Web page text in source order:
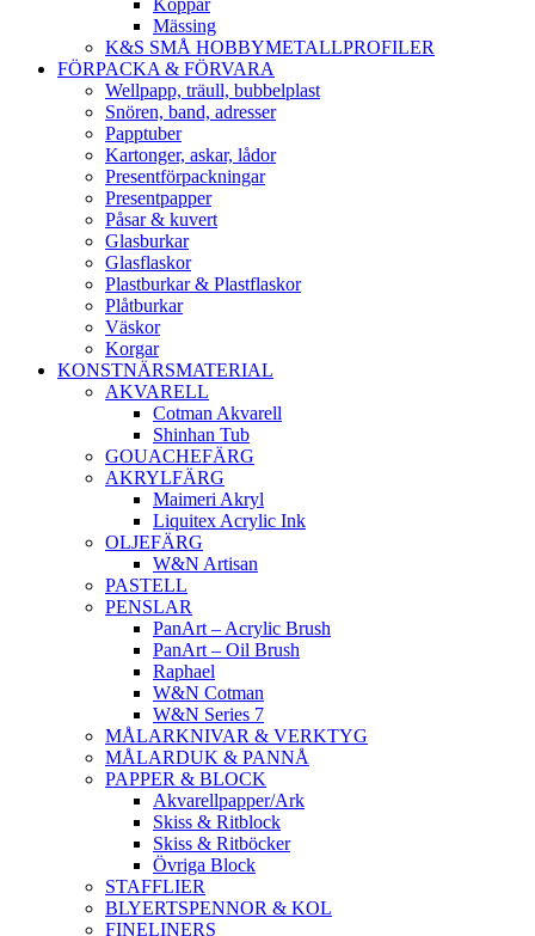
Mässing
K&S SMÅ HOBBYMETALLPROFILER
FÖRPACKA & FÖRVARA
Wellpapp, träull, bubbelplast
Snören, band, adresser
Papptuber
Kartonger, askar, lådor
Presentförpackningar
Presentpapper
Påsar & kuvert
Glasburkar
Glasflaskor
Plastburkar & Plastflaskor
Plåtburkar
Väskor
Korgar
KONSTNÄRSMATERIAL
AKVARELL
Cotman Akvarell
Shinhan Tub
GOUACHEFÄRG
AKRYLFÄRG
Maimeri Akryl
Liquitex Acrylic Ink
OLJEFÄRG
W&N Artisan
PASTELL
PENSLAR
PanArt – Acrylic Brush
PanArt – Oil Brush
Raphael
W&N Cotman
W&N Series 7
MÅLARKNIVAR & VERKTYG
MÅLARDUK & PANNÅ
PAPPER & BLOCK
Akvarellpapper/Ark
Skiss & Ritblock
Skiss & Ritböcker
Övriga Block
STAFFLIER
BLYERTSPENNOR & KOL
FINELINERS